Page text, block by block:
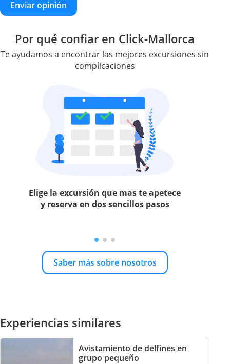
Enviar opinión
Por qué confiar en Click-Mallorca
Te ayudamos a encontrar las mejores excursiones sin
complicaciones
Elige la excursión que mas te apetece
y reserva en dos sencillos pasos
Saber más sobre nosotros
Experiencias similares
Avistamiento de delfines en
grupo pequeño